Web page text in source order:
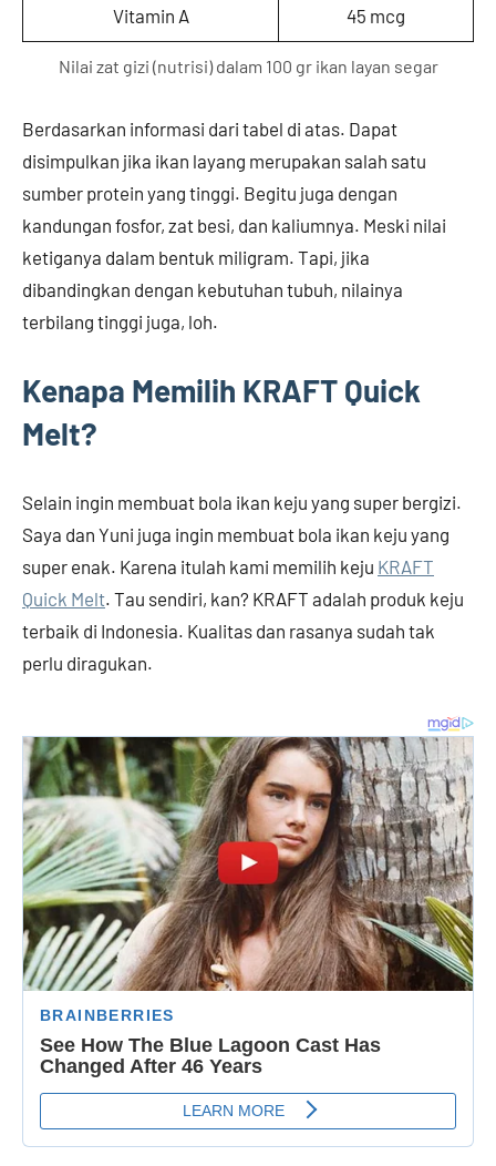
Vitamin A 45 mcg
Nilai zat gizi (nutrisi) dalam 100 gr ikan layan segar
Berdasarkan informasi dari tabel di atas. Dapat
disimpulkan jika ikan layang merupakan salah satu
sumber protein yang tinggi. Begitu juga dengan
kandungan fosfor, zat besi, dan kaliumnya. Meski nilai
ketiganya dalam bentuk miligram. Tapi, jika
dibandingkan dengan kebutuhan tubuh, nilainya
terbilang tinggi juga, loh.
Kenapa Memilih KRAFT Quick
Melt?
Selain ingin membuat bola ikan keju yang super bergizi.
Saya dan Yuni juga ingin membuat bola ikan keju yang
super enak. Karena itulah kami memilih keju KRAFT
Quick Melt. Tau sendiri, kan? KRAFT adalah produk keju
terbaik di Indonesia. Kualitas dan rasanya sudah tak
perlu diragukan.